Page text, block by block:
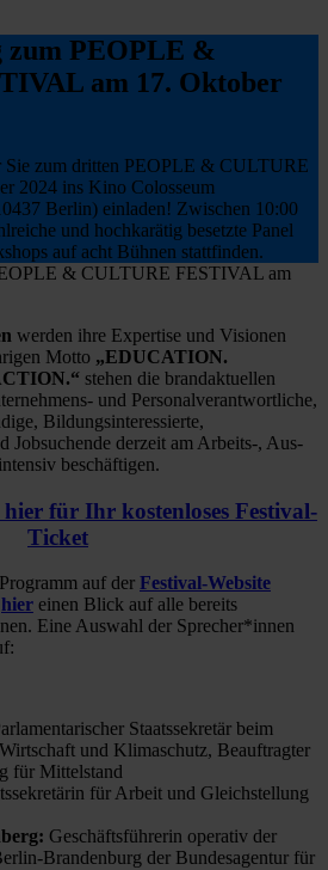
zum PEOPLE &
am 17. Oktober
Sie zum dritten PEOPLE & CULTURE
2024 ins Kino Colosseum
Berlin) einladen! Zwischen 10:00
und hochkarätig besetzte Panel
auf acht Bühnen stattfinden.
werden ihre Expertise und Visionen
Motto „EDUCATION.
stehen die brandaktuellen
und Personalverantwortliche,
Bildungsinteressierte,
Jobsuchende derzeit am Arbeits-, Aus-
beschäftigen.
hier für Ihr kostenloses Festival-
Ticket
auf der Festival-Website
hier einen Blick auf alle bereits
Eine Auswahl der Sprecher*innen
Staatssekretär beim
und Klimaschutz, Beauftragter
für Mittelstand
für Arbeit und Gleichstellung
Geschäftsführerin operativ der
Brandenburg der Bundesagentur für